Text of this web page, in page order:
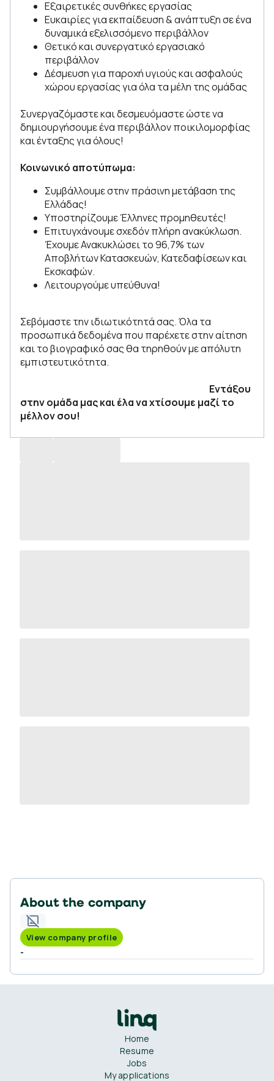
Εξαιρετικές συνθήκες εργασίας
Ευκαιρίες για εκπαίδευση & ανάπτυξη σε ένα
δυναμικά εξελισσόμενο περιβάλλον
Θετικό και συνεργατικό εργασιακό
περιβάλλον
Δέσμευση για παροχή υγιούς και ασφαλούς
χώρου εργασίας για όλα τα μέλη της ομάδας
Συνεργαζόμαστε και δεσμευόμαστε ώστε να
δημιουργήσουμε ένα περιβάλλον ποικιλομορφίας
και ένταξης για όλους!
Κοινωνικό αποτύπωμα:
Συμβάλλουμε στην πράσινη μετάβαση της
Ελλάδας!
Υποστηρίζουμε Έλληνες προμηθευτές!
Επιτυγχάνουμε σχεδόν πλήρη ανακύκλωση.
Έχουμε Ανακυκλώσει το 96,7% των
Αποβλήτων Κατασκευών, Κατεδαφίσεων και
Εκσκαφών.
Λειτουργούμε υπεύθυνα!
Σεβόμαστε την ιδιωτικότητά σας. Όλα τα
προσωπικά δεδομένα που παρέχετε στην αίτηση
και το βιογραφικό σας θα τηρηθούν με απόλυτη
εμπιστευτικότητα.
Εντάξου
στην ομάδα μας και έλα να χτίσουμε μαζί το
μέλλον σου!
About the company
View company profile
-
Home
Resume
Jobs
My applications